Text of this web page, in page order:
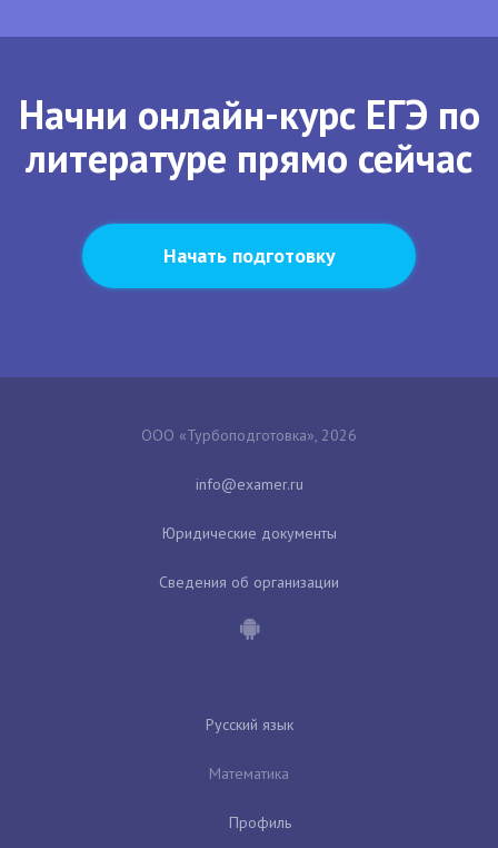
Начни онлайн-курс ЕГЭ по
литературе прямо сейчас
Начать подготовку
ООО «Турбоподготовка», 2026
Юридические документы
Сведения об организации
Русский язык
Математика
Профиль